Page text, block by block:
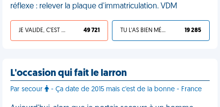
réflexe : relever la plaque d'immatriculation. VDM
JE VALIDE, C'EST UNE VDM 49 721 TU L'AS BIEN MÉRITÉ 19 285
L'occasion qui fait le larron
Par secour - Ça date de 2015 mais c'est de la bonne - France